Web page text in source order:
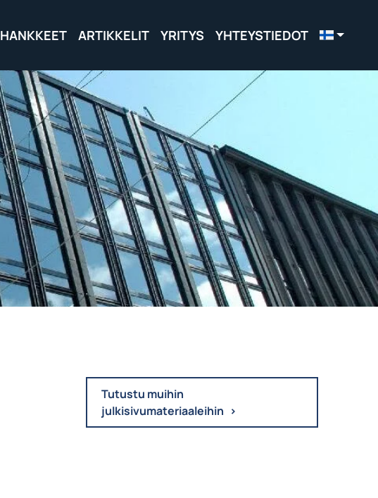
HANKKEET ARTIKKELIT YRITYS YHTEYSTIEDOT
Tutustu muihin
julkisivumateriaaleihin